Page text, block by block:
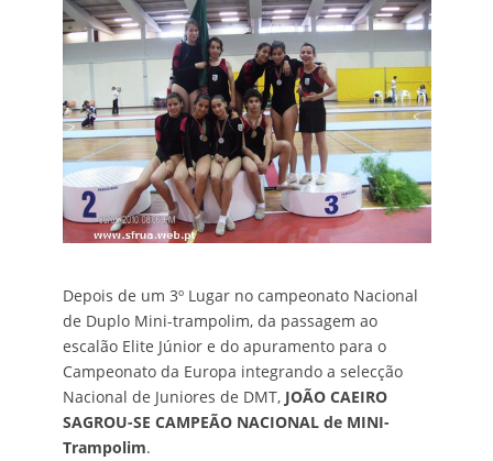
Depois de um 3º Lugar no campeonato Nacional
de Duplo Mini-trampolim, da passagem ao
escalão Elite Júnior e do apuramento para o
Campeonato da Europa integrando a selecção
Nacional de Juniores de DMT, JOÃO CAEIRO
SAGROU-SE CAMPEÃO NACIONAL de MINI-
Trampolim.